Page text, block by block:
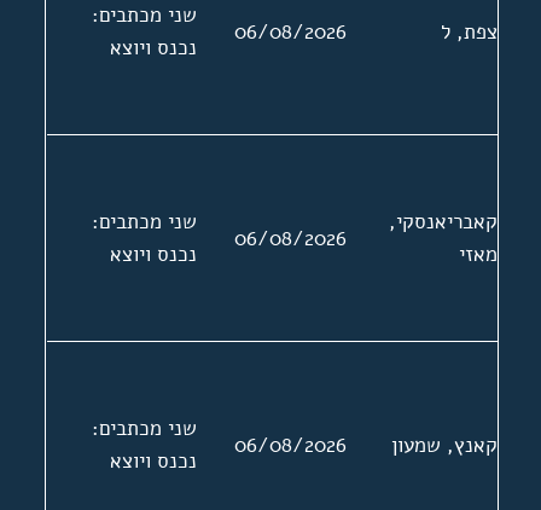
צפת, ל 06/08/2026
שני מכתבים:
נכנס ויוצא
קאבריאנסקי,
מאזי
06/08/2026
שני מכתבים:
נכנס ויוצא
קאנץ, שמעון 06/08/2026
שני מכתבים:
נכנס ויוצא